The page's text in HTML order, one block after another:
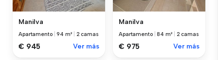
Manilva
Apartamento |94 m² 2 camas
€ 945 Ver más
Manilva
Apartamento |84 m² 2 camas
€ 975 Ver más